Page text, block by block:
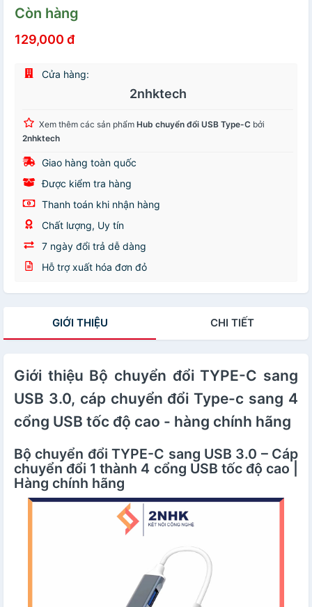
Còn hàng
129,000 đ
Cửa hàng:
2nhktech
Xem thêm các sản phẩm Hub chuyển đổi USB Type-C bởi
2nhktech
Giao hàng toàn quốc
Được kiểm tra hàng
Thanh toán khi nhận hàng
Chất lượng, Uy tín
7 ngày đổi trả dễ dàng
Hỗ trợ xuất hóa đơn đỏ
GIỚI THIỆU CHI TIẾT
Giới thiệu Bộ chuyển đổi TYPE-C sang
USB 3.0, cáp chuyển đổi Type-c sang 4
cổng USB tốc độ cao - hàng chính hãng
Bộ chuyển đổi TYPE-C sang USB 3.0 – Cáp
chuyển đổi 1 thành 4 cổng USB tốc độ cao |
Hàng chính hãng